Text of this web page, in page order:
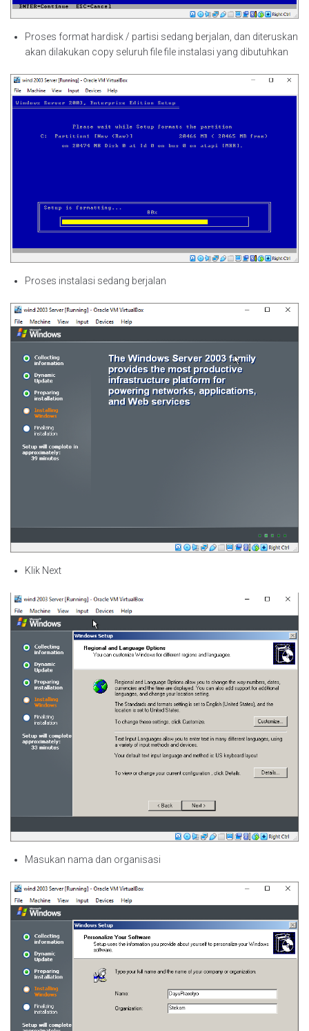
Proses format hardisk / partisi sedang berjalan, dan diteruskan
akan dilakukan copy seluruh file file instalasi yang dibutuhkan
Proses instalasi sedang berjalan
Klik Next
Masukan nama dan organisasi